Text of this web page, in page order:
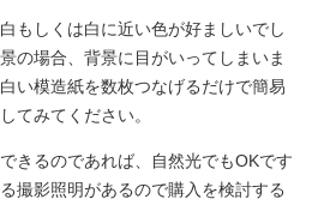
もしくは白に近い色が好ましいでし
の場合、背景に目がいってしまいま
い模造紙を数枚つなげるだけで簡易
てみてください。
きるのであれば、自然光でもOKです
撮影照明があるので購入を検討する